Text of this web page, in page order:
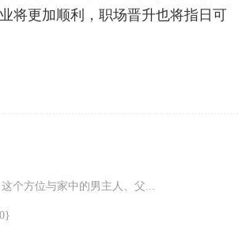
将更加顺利，职场晋升也将指日可
个方位与家中的男主人、父...